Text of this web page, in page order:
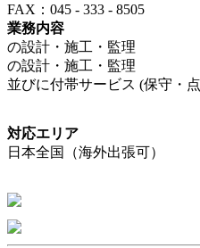
FAX：045 - 333 - 8505
業務内容
の設計・施工・監理
の設計・施工・監理
並びに付帯サービス (保守・
対応エリア
日本全国（海外出張可）